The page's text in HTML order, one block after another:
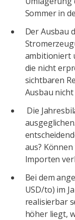
Sommer in
Der Ausbau
ambitioniert
die nicht
sichtbaren
Ausbau
Die
aus?
Importen
Bei dem
USD/to) im
realisierbar
höher liegt,